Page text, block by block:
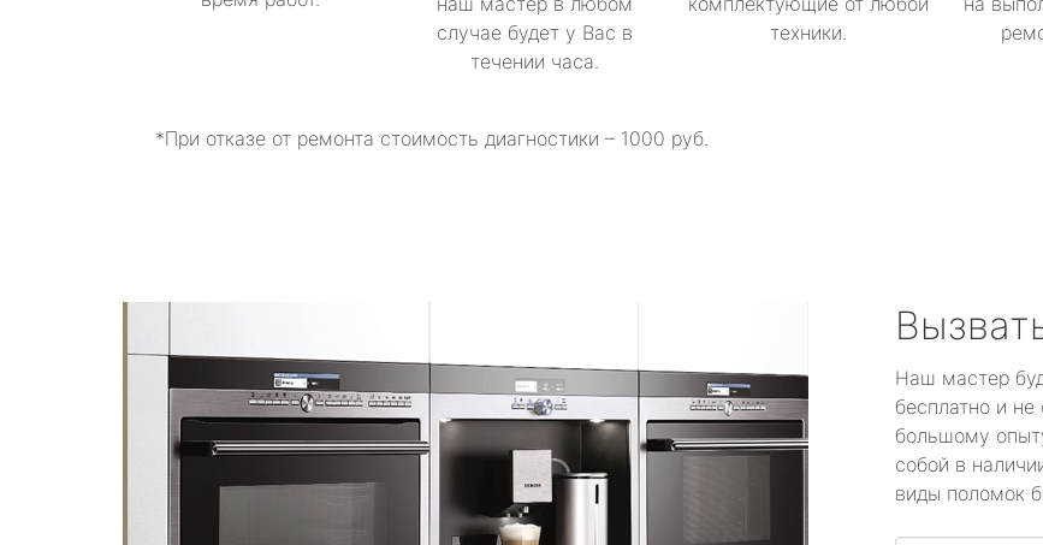
случае будет у Вас в
течении часа.
техники.
*При отказе от ремонта стоимость диагностики – 1000 руб.
Наш мастер
бесплатно и
большому
собой в
виды поломок